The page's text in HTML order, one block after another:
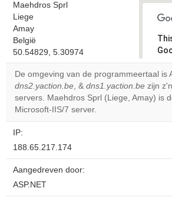
Maehdros Sprl
Liege
Amay
België
50.54829, 5.30974
De omgeving van de programmeertaal is
dns2.yaction.be, & dns1.yaction.be zijn
servers. Maehdros Sprl (Liege, Amay) is
Microsoft-IIS/7 server.
IP:
188.65.217.174
Aangedreven door:
ASP.NET